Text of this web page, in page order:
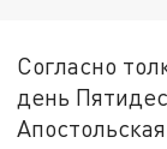
Согласно
день